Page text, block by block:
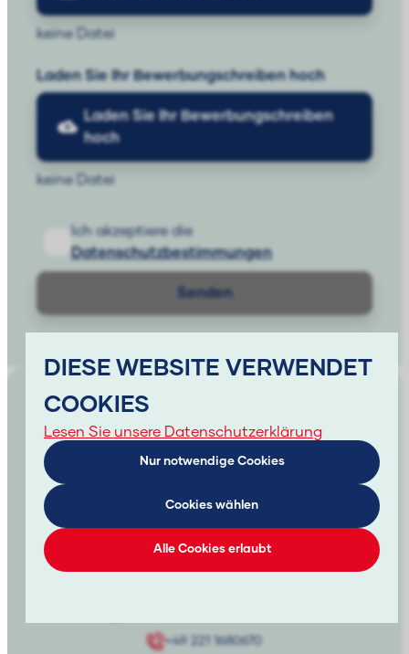
DIESE WEBSITE VERWENDET
COOKIES
Lesen Sie unsere Datenschutzerklärung
Nur notwendige Cookies
Cookies wählen
Alle Cookies erlaubt
Marketing
keine Datei
Laden Sie Ihr Bewerbungschreiben hoch
Laden Sie Ihr Bewerbungschreiben
hoch
keine Datei
Ich akzeptiere die
Datenschutzbestimmungen
Senden
Wir machen IT-Projekte erfolgreich. Mit einem
ganzheitlichen Ansatz, der weit über
hinausgeht, schaffen wir Wachstum für IT-
Experten, Partnerunternehmen und Kunden.
Acceler8your future!
+49 221 1680670